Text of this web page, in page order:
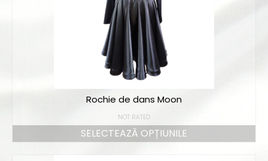
Rochie de dans Moon
NOT RATED
SELECTEAZĂ OPȚIUNILE